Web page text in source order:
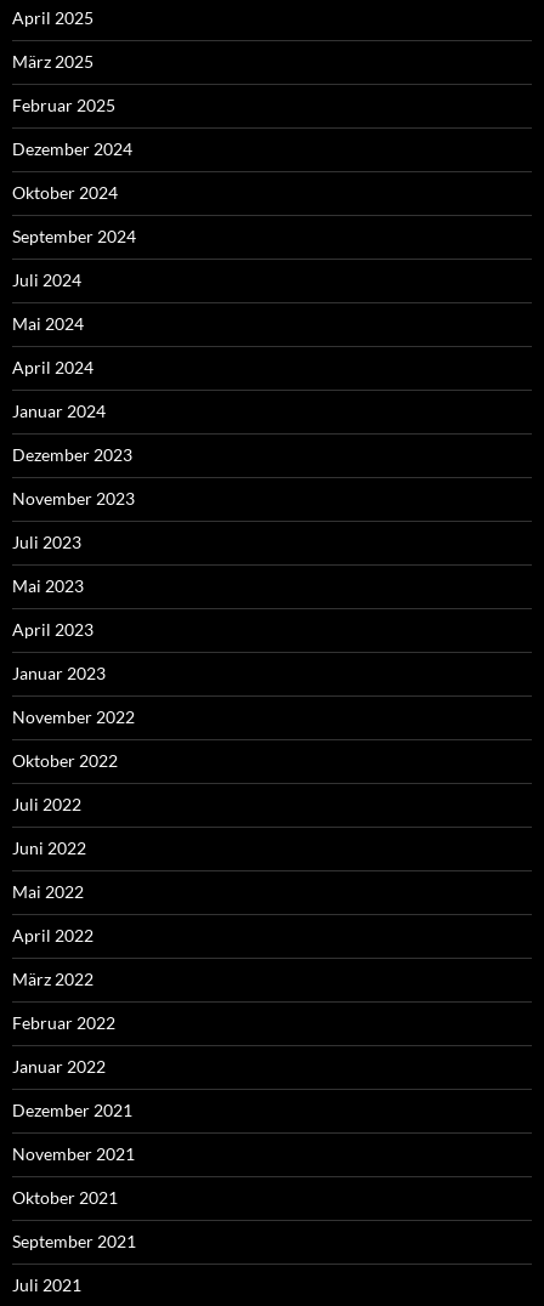
April 2025
März 2025
Februar 2025
Dezember 2024
Oktober 2024
September 2024
Juli 2024
Mai 2024
April 2024
Januar 2024
Dezember 2023
November 2023
Juli 2023
Mai 2023
April 2023
Januar 2023
November 2022
Oktober 2022
Juli 2022
Juni 2022
Mai 2022
April 2022
März 2022
Februar 2022
Januar 2022
Dezember 2021
November 2021
Oktober 2021
September 2021
Juli 2021